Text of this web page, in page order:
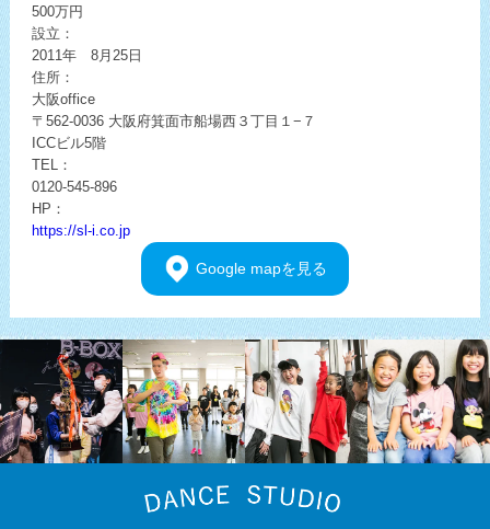
500万円
設立：
2011年 8月25日
住所：
大阪office
〒562-0036 大阪府箕面市船場西３丁目１−７
ICCビル5階
TEL：
0120-545-896
HP：
https://sl-i.co.jp
Google mapを見る